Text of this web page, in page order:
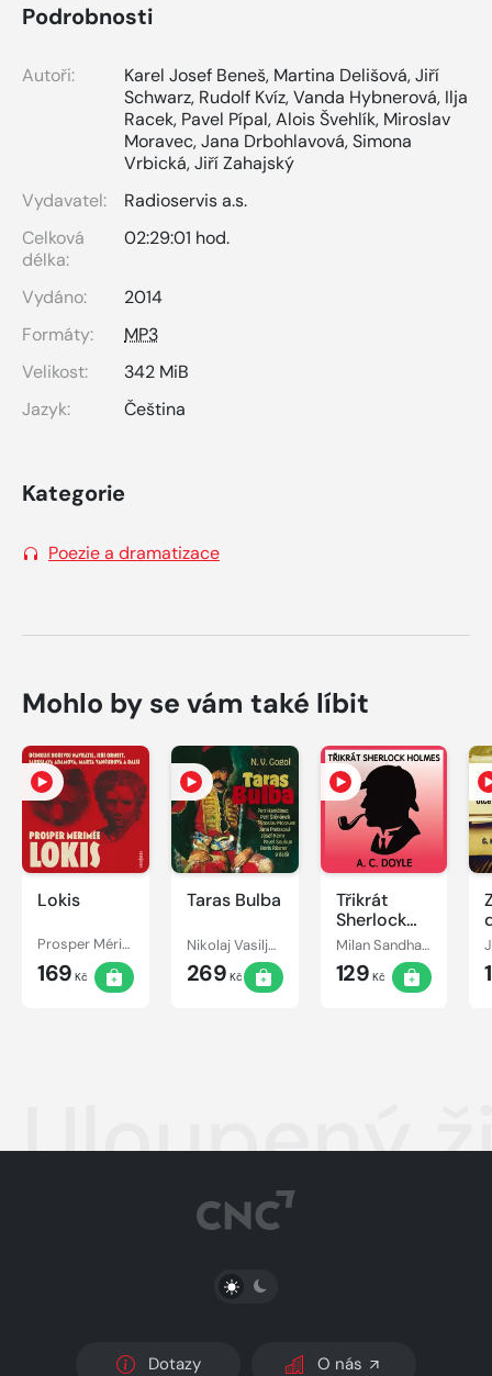
Podrobnosti
Autoři: Karel Josef Beneš, Martina Delišová,Jiří
Schwarz, Rudolf Kvíz,Vanda Hybnerová, Ilja
Racek, Pavel Pípal,Alois Švehlík, Miroslav
Moravec,Jana Drbohlavová,Simona
Vrbická,Jiří Zahajský
Vydavatel:
Radioservis a.s.
Celková
délka:
02:29:01 hod.
Vydáno:
2014
Formáty:
MP3
Velikost:
342 MiB
Jazyk:
Čeština
Kategorie
Poezie a dramatizace
Mohlo by se vám také líbit
Lokis
Prosper Mérimée, Jaroslava Adamová, Jiří Schwarz, Jiří Ornest, Bořivoj Navrátil, Marta Vančurová
169 Kč
Taras Bulba
Nikolaj Vasiljevič Gogol, František Hanus, Karel Houska, Jana Boušková, Jan Faltýnek, Pavel Pípal, Miriam Kantorková, Miroslav Moravec, Josef Kemr, Jana Preissová, Petr Haničinec, Petr Štěpánek, Jana Dítětová, Josef Patočka
269 Kč
Třikrát
Sherlock
Holmes
Milan Sandhaus, Arthur Conan Doyle, Pavel Novotný, Josef Vrána, Boris Šlechta, Ilja Prachař, Václav Dušek, Jan Pilař, Alois Švehlík, Jiří Kalužný
129 Kč
Uloupený
PŘEPNOUT SVĚTLÝ/TMAVÝ REŽIM
Dotazy O nás